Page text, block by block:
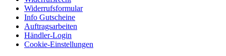
Widerrufsformular
Info Gutscheine
Auftragsarbeiten
Händler-Login
Cookie-Einstellungen